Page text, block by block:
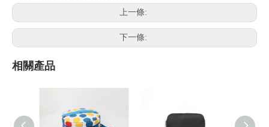
上一條:
下一條:
相關產品